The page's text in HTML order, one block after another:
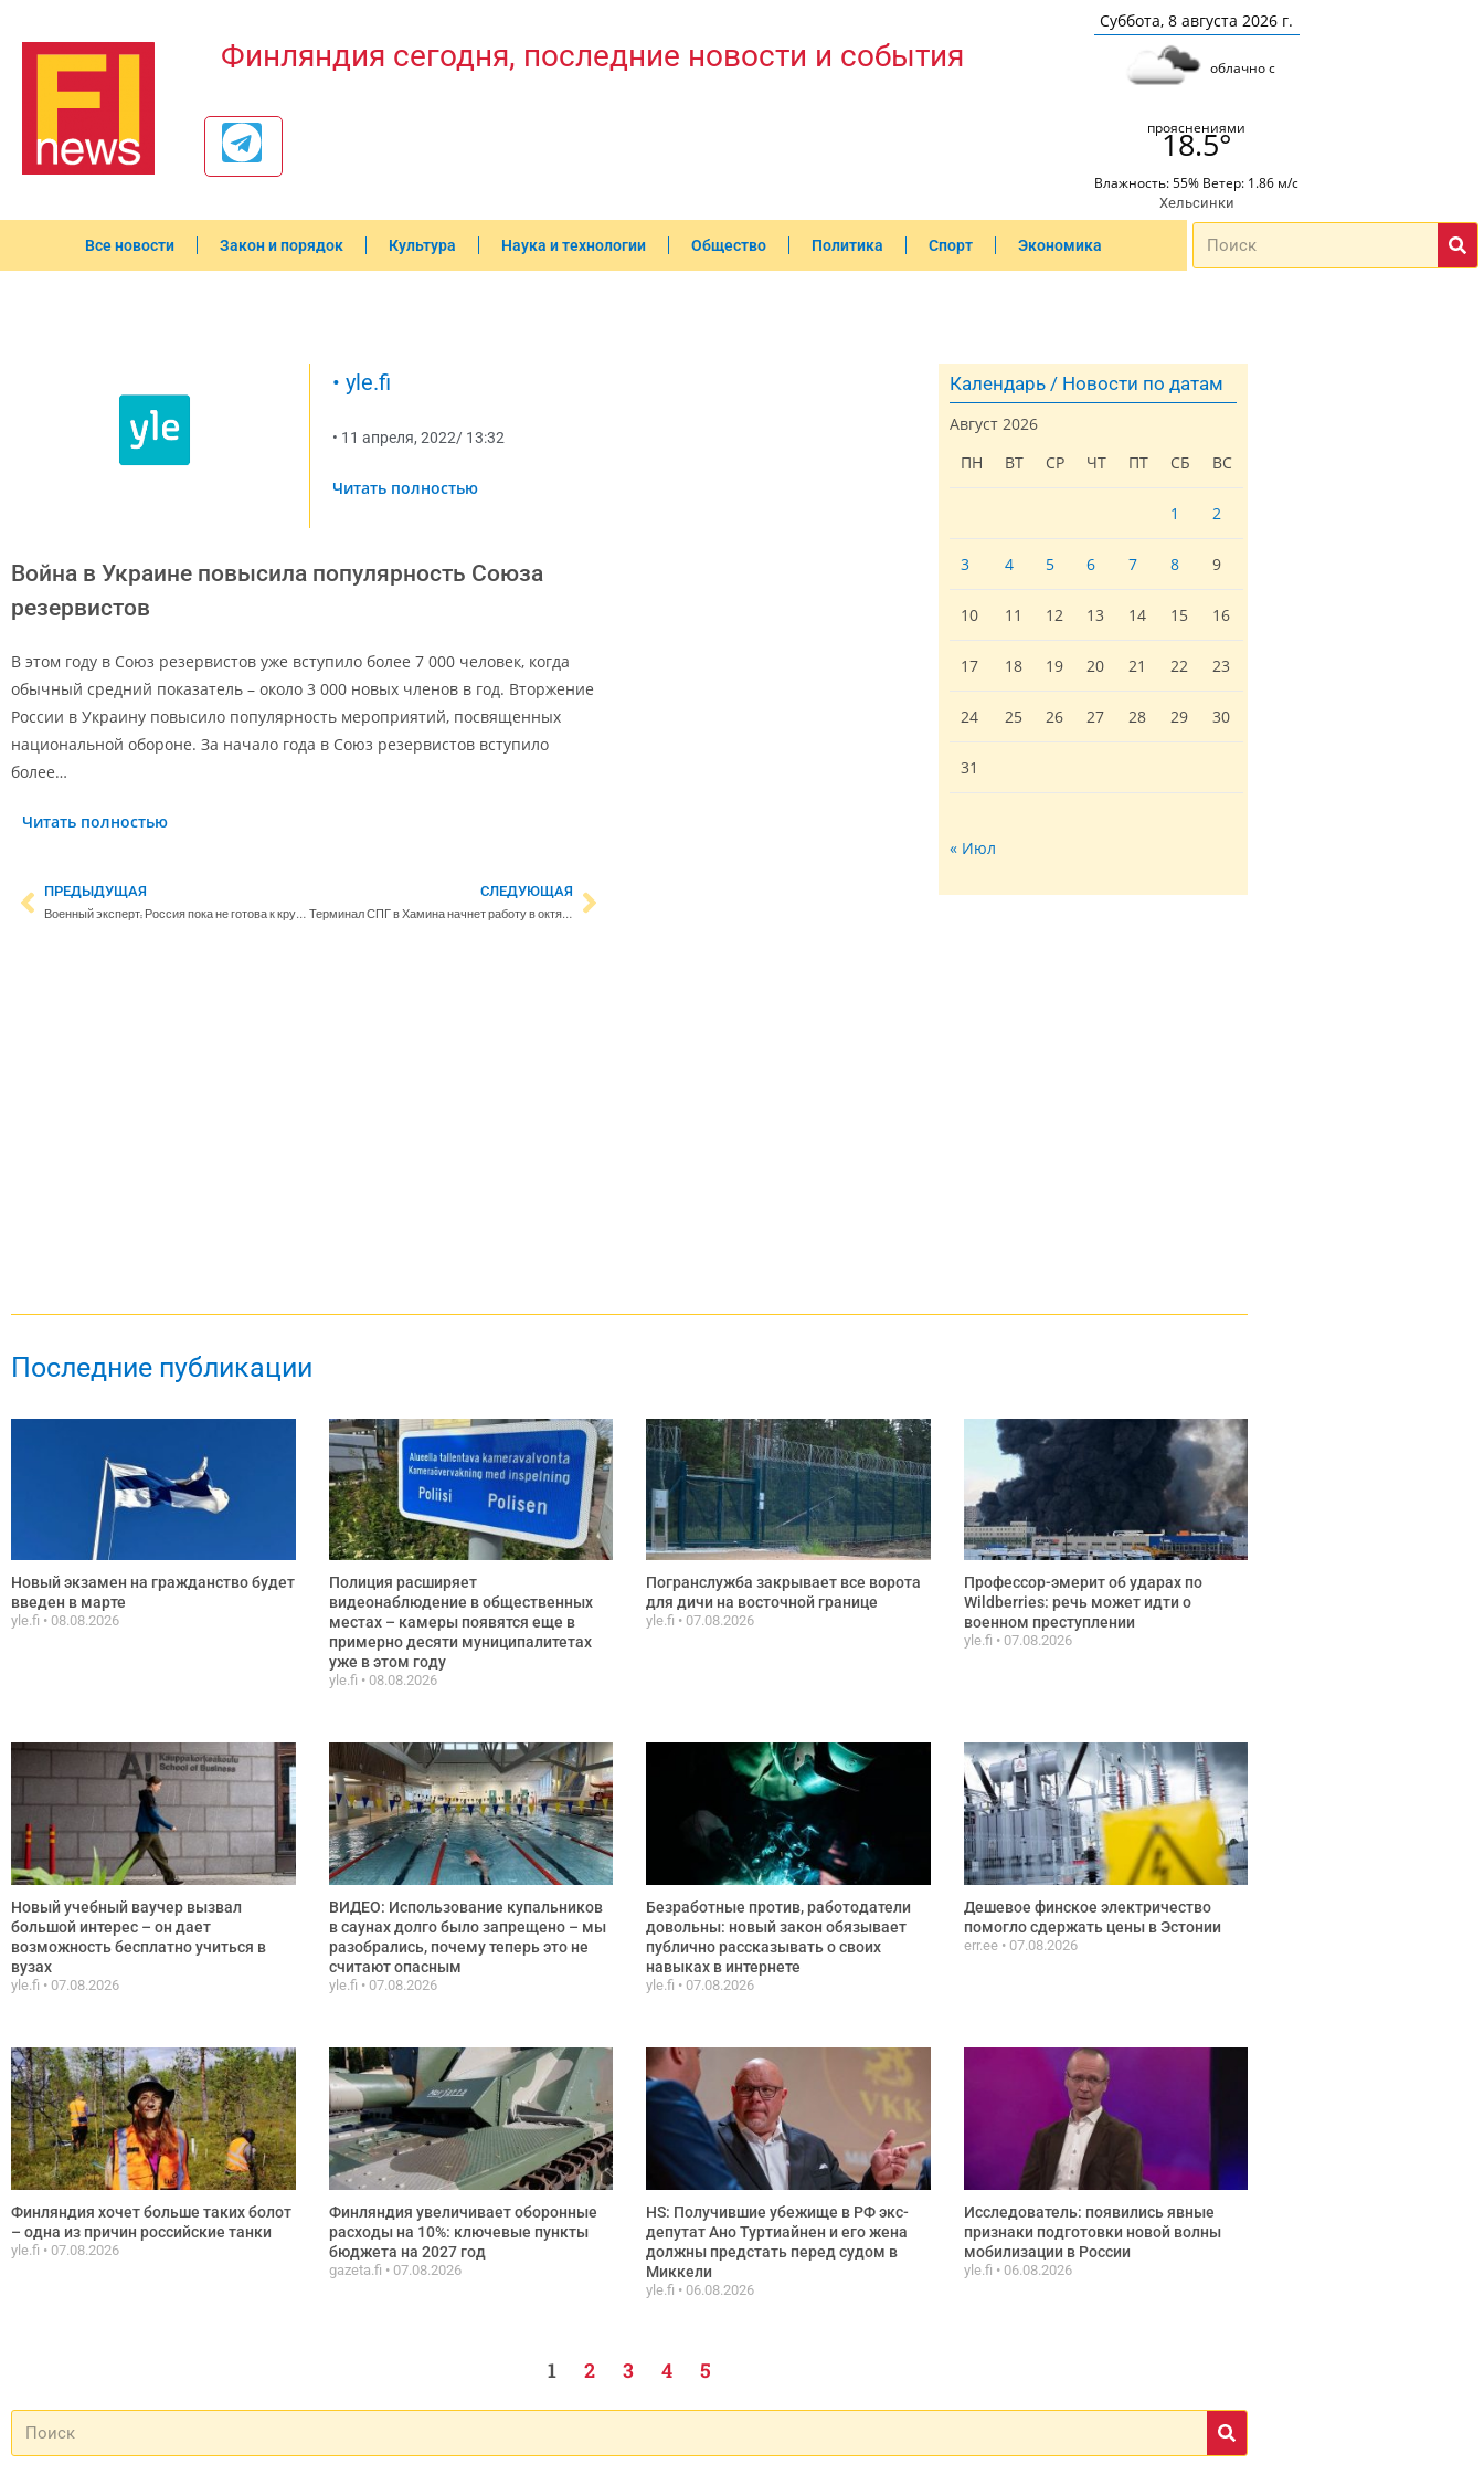
Финляндия сегодня, последние новости и события
Суббота, 8 августа 2026 г.
облачно с
прояснениями
18.5°
Влажность: 55% Ветер: 1.86 м/с
Хельсинки
Все новости Закон и порядок Культура Наука и технологии Общество Политика Спорт Экономика
• yle.fi
• 11 апреля, 2022/ 13:32
Читать полностью
Война в Украине повысила популярность Союза
резервистов
В этом году в Союз резервистов уже вступило более 7 000 человек, когда
обычный средний показатель – около 3 000 новых членов в год. Вторжение
России в Украину повысило популярность мероприятий, посвященных
национальной обороне. За начало года в Союз резервистов вступило
более…
Читать полностью
ПРЕДЫДУЩАЯ
Военный эксперт: Россия пока не готова к крупной атаке на востоке Украины
СЛЕДУЮЩАЯ
Терминал СПГ в Хамина начнет работу в октябре
Календарь / Новости по датам
Август 2026
ПН
ВТ СР ЧТ ПТ СБ ВС
1 2
3 4 5 6 7 8 9
10 11 12 13 14 15 16
17 18 19 20 21 22 23
24 25 26 27 28 29 30
31
« Июл
Последние публикации
Новый экзамен на гражданство будет
введен в марте
yle.fi 08.08.2026
Полиция расширяет
видеонаблюдение в общественных
местах – камеры появятся еще в
примерно десяти муниципалитетах
уже в этом году
yle.fi 08.08.2026
Погранслужба закрывает все ворота
для дичи на восточной границе
yle.fi 07.08.2026
Профессор-эмерит об ударах по
Wildberries: речь может идти о
военном преступлении
yle.fi 07.08.2026
Новый учебный ваучер вызвал
большой интерес – он дает
возможность бесплатно учиться в
вузах
yle.fi 07.08.2026
ВИДЕО: Использование купальников
в саунах долго было запрещено – мы
разобрались, почему теперь это не
считают опасным
yle.fi 07.08.2026
Безработные против, работодатели
довольны: новый закон обязывает
публично рассказывать о своих
навыках в интернете
yle.fi 07.08.2026
Дешевое финское электричество
помогло сдержать цены в Эстонии
err.ee 07.08.2026
Финляндия хочет больше таких болот
– одна из причин российские танки
yle.fi 07.08.2026
Финляндия увеличивает оборонные
расходы на 10%: ключевые пункты
бюджета на 2027 год
gazeta.fi 07.08.2026
HS: Получившие убежище в РФ экс-
депутат Ано Туртиайнен и его жена
должны предстать перед судом в
Миккели
yle.fi 06.08.2026
Исследователь: появились явные
признаки подготовки новой волны
мобилизации в России
yle.fi 06.08.2026
1 2 3 4 5